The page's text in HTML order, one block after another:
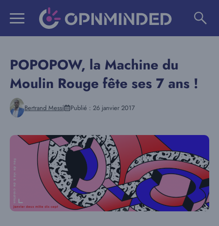
POPOPOW, la Machine du
Moulin Rouge fête ses 7 ans !
Bertrand Messi Publié : 26 janvier 2017